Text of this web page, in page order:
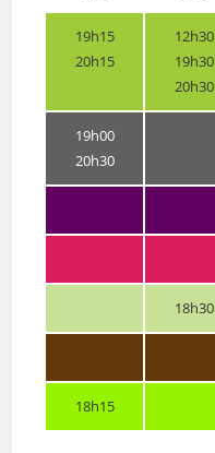
19h15
20h15
12h30
19h30
20h30
19h00
20h30
18h30
18h15